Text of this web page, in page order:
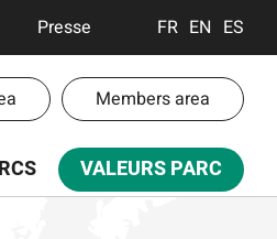
Presse FRANÇAIS
ENGLISH
Members area
VALEURS PARC